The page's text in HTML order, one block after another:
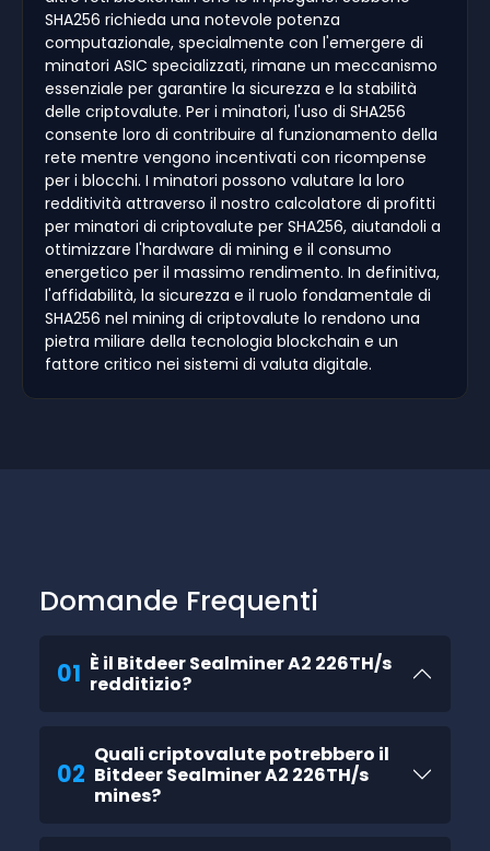
SHA256 richieda una notevole potenza
computazionale, specialmente con l'emergere di
minatori ASIC specializzati, rimane un meccanismo
essenziale per garantire la sicurezza e la stabilità
delle criptovalute. Per i minatori, l'uso di SHA256
consente loro di contribuire al funzionamento della
rete mentre vengono incentivati con ricompense
per i blocchi. I minatori possono valutare la loro
redditività attraverso il nostro calcolatore di profitti
per minatori di criptovalute per SHA256, aiutandoli a
ottimizzare l'hardware di mining e il consumo
energetico per il massimo rendimento. In definitiva,
l'affidabilità, la sicurezza e il ruolo fondamentale di
SHA256 nel mining di criptovalute lo rendono una
pietra miliare della tecnologia blockchain e un
fattore critico nei sistemi di valuta digitale.
Domande Frequenti
01 È il Bitdeer Sealminer A2 226TH/s
redditizio?
02
Quali criptovalute potrebbero il
Bitdeer Sealminer A2 226TH/s
mines?